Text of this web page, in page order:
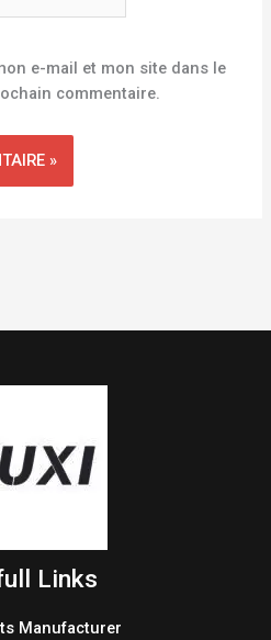
e-mail et mon site dans le
commentaire.
Links
Manufacturer